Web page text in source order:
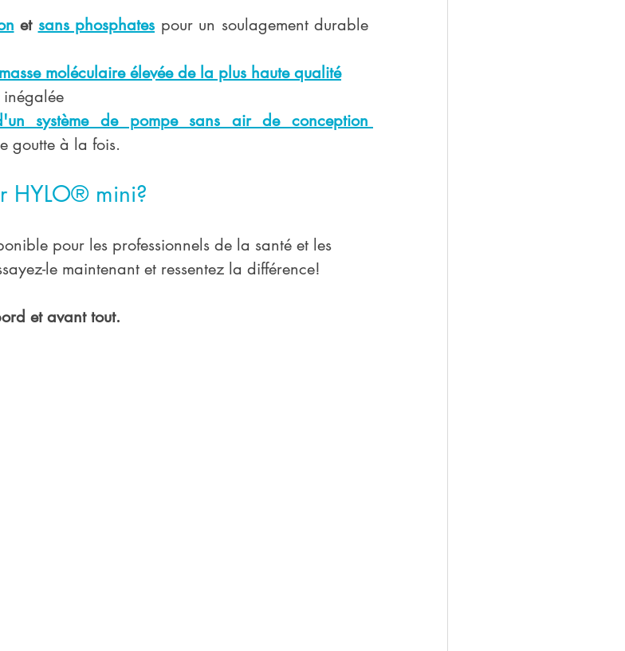
et sans phosphates pour un soulagement durable
moléculaire élevée de la plus haute qualité
inégalée
système de pompe sans air de conception
goutte à la fois.
HYLO® mini?
pour les professionnels de la santé et les
le maintenant et ressentez la différence!
et avant tout.